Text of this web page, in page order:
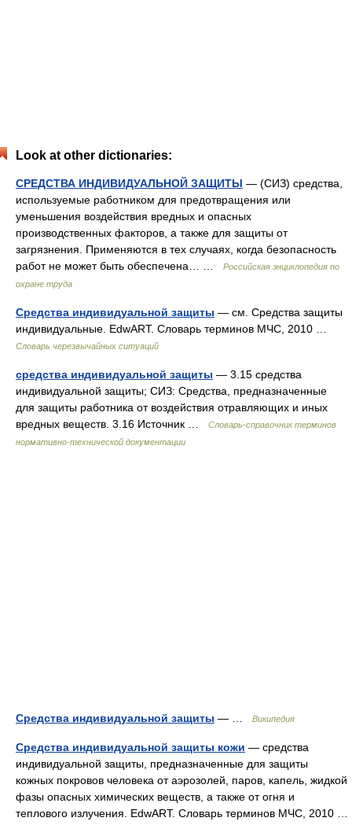
Look at other dictionaries:
СРЕДСТВА ИНДИВИДУАЛЬНОЙ ЗАЩИТЫ — (СИЗ) средства,
используемые работником для предотвращения или
уменьшения воздействия вредных и опасных
производственных факторов, а также для защиты от
загрязнения. Применяются в тех случаях, когда безопасность
работ не может быть обеспечена… …
Российская энциклопедия по
охране труда
Средства индивидуальной защиты — см. Средства защиты
индивидуальные. EdwART. Словарь терминов МЧС, 2010 …
Словарь черезвычайных ситуаций
средства индивидуальной защиты — 3.15 средства
индивидуальной защиты; СИЗ: Средства, предназначенные
для защиты работника от воздействия отравляющих и иных
вредных веществ. 3.16 Источник …
Словарь-справочник терминов
нормативно-технической документации
Средства индивидуальной защиты — … Википедия
Средства индивидуальной защиты кожи — средства
индивидуальной защиты, предназначенные для защиты
кожных покровов человека от аэрозолей, паров, капель, жидкой
фазы опасных химических веществ, а также от огня и
теплового излучения. EdwART. Словарь терминов МЧС, 2010 …